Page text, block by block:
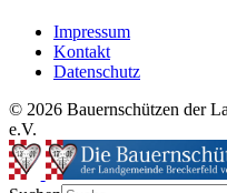
Impressum
Kontakt
Datenschutz
© 2026 Bauernschützen der
e.V.